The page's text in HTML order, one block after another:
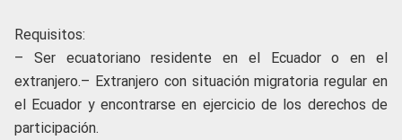
Requisitos:
– Ser ecuatoriano residente en el Ecuador o en el
extranjero.– Extranjero con situación migratoria regular en
el Ecuador y encontrarse en ejercicio de los derechos de
participación.